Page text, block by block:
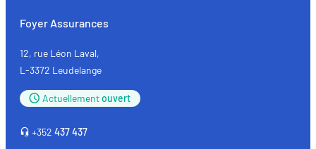
l’écologie
rencontre
qualité
Foyer Assurances
12, rue Léon Laval,
L-3372 Leudelange
Actuellementouvert
+352 437 437